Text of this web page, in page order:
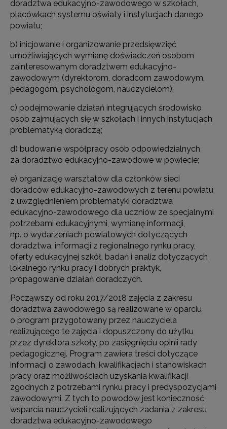
doradztwa edukacyjno-zawodowego w szkołach,
placówkach systemu oświaty i instytucjach danego
powiatu;
b) inicjowanie i organizowanie przedsięwzięć
umożliwiających wymianę doświadczeń osobom
zainteresowanym doradztwem edukacyjno-
zawodowym (dyrektorom, doradcom zawodowym,
pedagogom, psychologom, nauczycielom);
c) podejmowanie działań integrujących środowisko
osób zajmujących się w szkołach i innych instytucjach
problematyką doradczą;
d) budowanie współpracy osób odpowiedzialnych
za doradztwo edukacyjno-zawodowe w powiecie;
e) organizację warsztatów dla członków sieci
doradców edukacyjno-zawodowych z terenu powiatu,
z uwzględnieniem problematyki doradztwa
edukacyjno-zawodowego dla uczniów ze specjalnymi
potrzebami edukacyjnymi, wymianę informacji,
np. o wydarzeniach powiatowych dotyczących
doradztwa, informacji z regionalnego rynku pracy,
oferty edukacyjnej szkół, badań i analiz dotyczących
lokalnego rynku pracy i dobrych praktyk,
propagowanie działań doradczych.
Począwszy od roku 2017/2018 zajęcia z zakresu
doradztwa zawodowego są realizowane w oparciu
o program przygotowany przez nauczyciela
realizującego te zajęcia i dopuszczony do użytku
przez dyrektora szkoły, po zasięgnięciu opinii rady
pedagogicznej. Program zawiera treści dotyczące
informacji o zawodach, kwalifikacjach i stanowiskach
pracy oraz możliwościach uzyskania kwalifikacji
zgodnych z potrzebami rynku pracy i predyspozycjami
zawodowymi. Z tych to powodów jest konieczność
wsparcia nauczycieli realizujących zadania z zakresu
doradztwa edukacyjno-zawodowego